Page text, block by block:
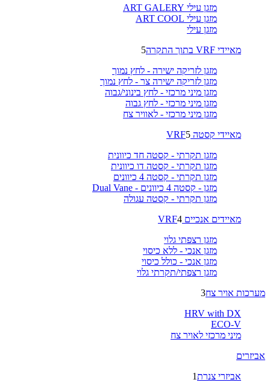
מזגן עילי ART GALERY
מזגן עילי ART COOL
מזגן עילי
מאיידי VRF בתוך התקרה
5
מזגן לזריקה ישירה - לחץ נמוך
מזגן לזריקה ישירה צר - לחץ נמוך
מזגן מיני מרכזי - לחץ בינוני/גבוה
מזגן מיני מרכזי - לחץ גבוה
מזגן מיני מרכזי - לאוויר צח
מאיידי קסטה VRF 5
מזגן תקרתי - קסטה חד כיוונית
מזגן תקרתי - קסטה דו כיוונית
מזגן תקרתי - קסטה 4 כיוונים
מזגן - קסטה 4 כיוונים - Dual Vane
מזגן תקרתי - קסטה עגולה
מאיידים אנכיים VRF 4
מזגן רצפתי גלוי
מזגן אנכי - ללא כיסוי
מזגן אנכי - כולל כיסוי
מזגן רצפתי/תקרתי גלוי
מערכות אויר צח3
HRV with DX
ECO-V
מיני מרכזי לאויר צח
אביזרים
אביזרי צנרת1